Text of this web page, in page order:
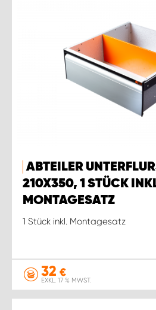
ABTEILER
210X350, 1 STÜCK
MONTAGESATZ
1 Stück inkl. Montagesatz
32 €
EXKL. 17 % MWST.